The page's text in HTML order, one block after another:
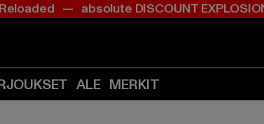
Siirry
Enter)
Siirry
Enter)
— absolute DISCOUNT
ALE MERKIT